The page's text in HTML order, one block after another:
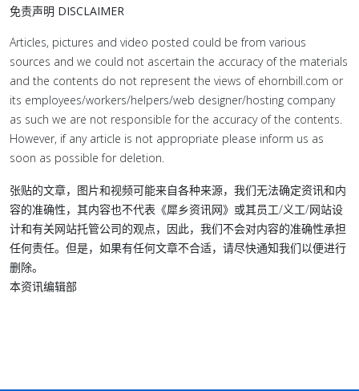
免责声明 DISCLAIMER
Articles, pictures and video posted could be from various
sources and we could not ascertain the accuracy of the materials
and the contents do not represent the views of ehornbill.com or
its employees/workers/helpers/web designer/hosting company
as such we are not responsible for the accuracy of the contents.
However, if any article is not appropriate please inform us as
soon as possible for deletion.
张贴的文章，图片和视频可能来自各种来源，我们无法确定资讯和内
容的准确性，其内容也不代表《犀乡资讯网》或其员工/义工/网站设
计和有关网站托管公司的观点，因此，我们不会对内容的准确性承担
任何责任。但是，如果有任何文章不合适，请尽快通知我们以便进行
删除。
本资讯编辑部